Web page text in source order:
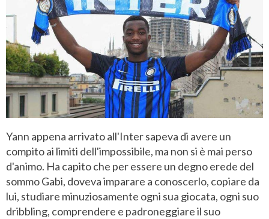
Yann appena arrivato all'Inter sapeva di avere un
compito ai limiti dell'impossibile, ma non si è mai perso
d'animo. Ha capito che per essere un degno erede del
sommo Gabi, doveva imparare a conoscerlo, copiare da
lui, studiare minuziosamente ogni sua giocata, ogni suo
dribbling, comprendere e padroneggiare il suo